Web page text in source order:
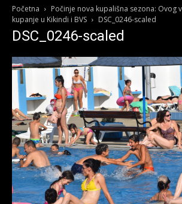
Online
Kikinda
Početna
Počinje nova kupališna sezona: Ovog
kupanje u Kikindi i BVS
DSC_0246-scaled
DSC_0246-scaled